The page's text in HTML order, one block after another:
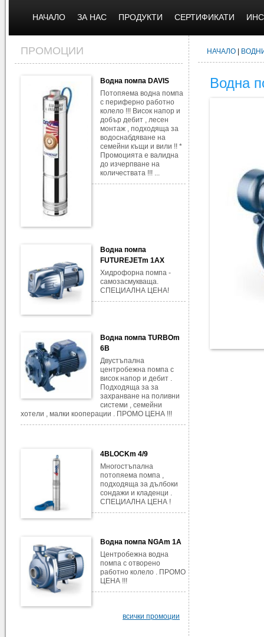
НАЧАЛО ЗА НАС ПРОДУКТИ СЕРТИФИКАТИ
ПРОМОЦИИ
Водна помпа DAVIS
Потопяема водна помпа
с периферно работно
колело !!! Висок напор и
добър дебит , лесен
монтаж , подходяща за
водоснабдяване на
семейни къщи и вили !! *
Промоцията е валидна
до изчерпване на
количествата !!! ...
Водна помпа
FUTUREJETm 1AX
Хидрофорна помпа -
самозасмукваща.
СПЕЦИАЛНА ЦЕНА!
Водна помпа TURBOm
6B
Двустъпална
центробежна помпа с
висок напор и дебит .
Подходяща за за
захранване на поливни
системи , семейни
хотели , малки кооперации . ПРОМО ЦЕНА !!!
4BLOCKm 4/9
Многостъпална
потопяема помпа ,
подходяща за дълбоки
сондажи и кладенци .
СПЕЦИАЛНА ЦЕНА !
Водна помпа NGAm 1A
Центробежна водна
помпа с отворено
работно колело . ПРОМО
ЦЕНА !!!
всички промоции
НАЧАЛО
Водна